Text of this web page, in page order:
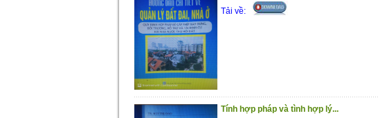
Tải về:
Tính hợp pháp và tình hợp lý...